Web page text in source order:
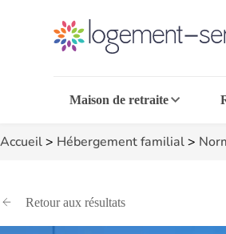
Maison de retraite
Accueil> Hébergement familial>
Retour aux résultats